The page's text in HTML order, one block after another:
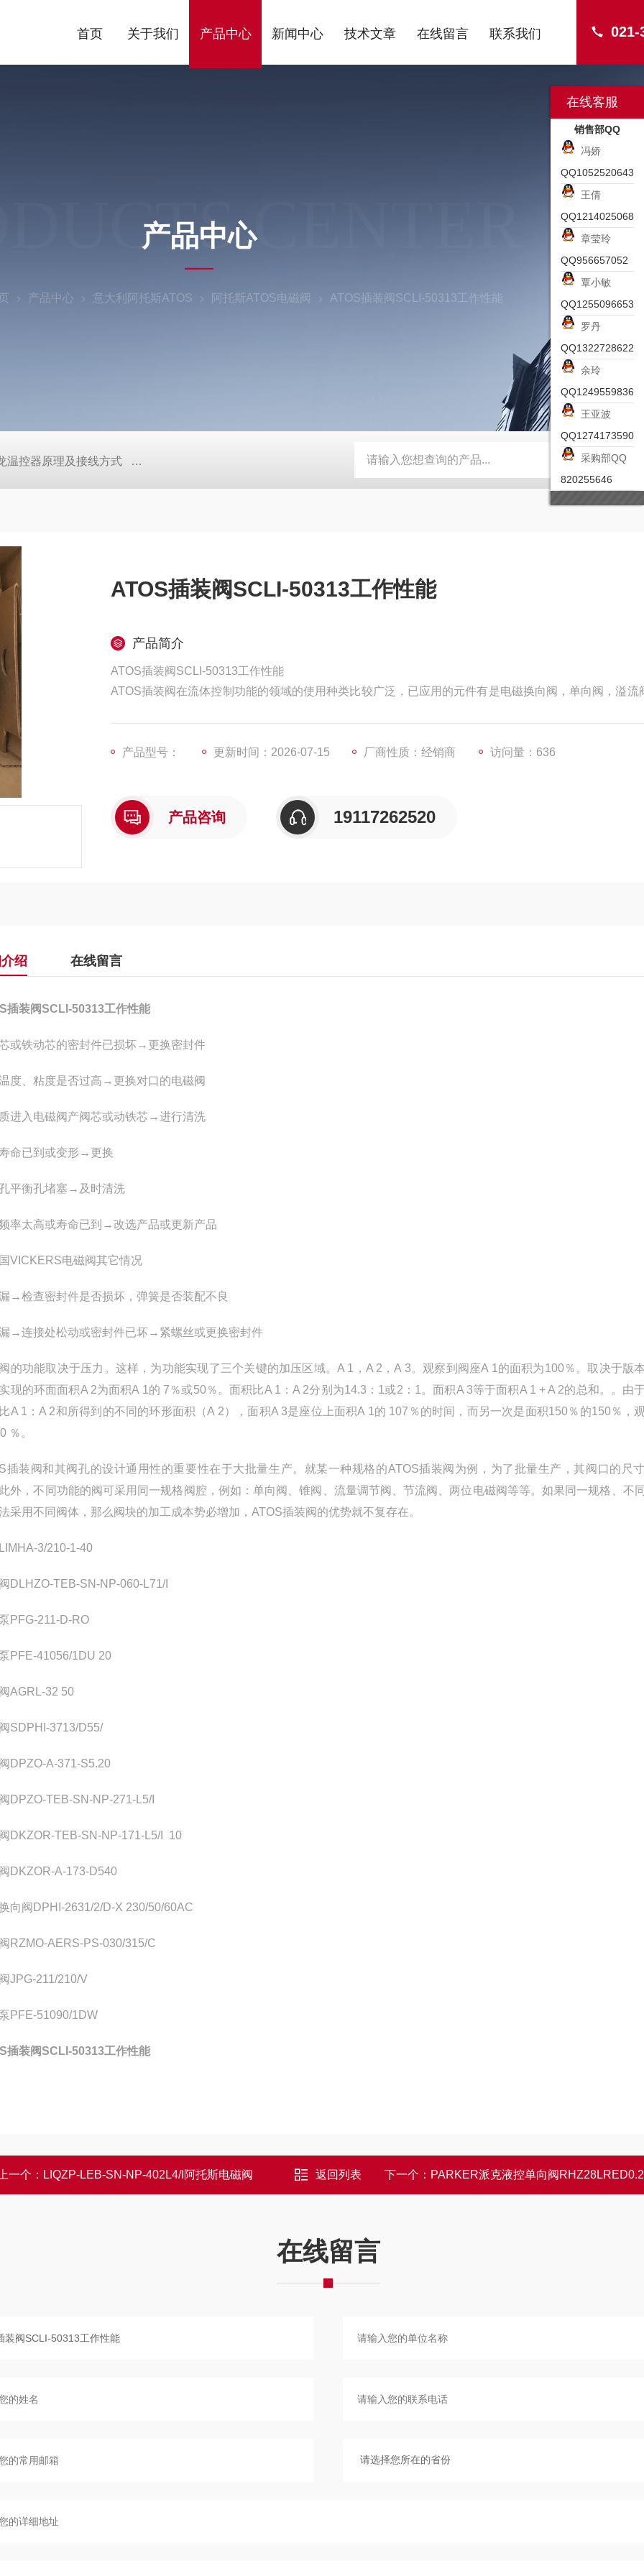
021-
首页 关于我们 产品中心 新闻中心 技术文章 在线留言 联系我们
CENTER
产品中心
产品中心 意大利阿托斯ATOS 阿托斯ATOS电磁阀 ATOS插装阀SCLI-50313工作性能
温控器原理及接线方式 日本SMC真空压力开关的中文资料ZK2-ZSEA-A *皮尔兹PILZ安全激光扫描仪 RZMO-TER-
ATOS插装阀SCLI-50313工作性能
产品简介
ATOS插装阀SCLI-50313工作性能
ATOS插装阀在流体控制功能的领域的使用种类比较广泛，已应用的元件有是电磁换向阀，单向阀，溢流
产品型号：
更新时间：2026-07-15 厂商性质：经销商 访问量：636
产品咨询 19117262520
绍 在线留言
插装阀SCLI-50313工作性能
或铁动芯的密封件已损坏→更换密封件
度、粘度是否过高→更换对口的电磁阀
进入电磁阀产阀芯或动铁芯→进行清洗
命已到或变形→更换
平衡孔堵塞→及时清洗
率太高或寿命已到→改选产品或更新产品
电磁阀其它情况
→检查密封件是否损坏，弹簧是否装配不良
→连接处松动或密封件已坏→紧螺丝或更换密封件
的功能取决于压力。这样，为功能实现了三个关键的加压区域。A 1，A 2，A 3。观察到阀座A 1的面积为100％。取决于版
现的环面面积A 2为面积A 1的 7％或50％。面积比A 1：A 2分别为14.3：1或2：1。面积A 3等于面积A 1 + A 2的总和。。由
A 1：A 2和所得到的不同的环形面积（A 2），面积A 3是座位上面积A 1的 107％的时间，而另一次是面积150％的150％，
％。
插装阀和其阀孔的设计通用性的重要性在于大批量生产。就某一种规格的ATOS插装阀为例，为了批量生产，其阀口的尺
外，不同功能的阀可采用同一规格阀腔，例如：单向阀、锥阀、流量调节阀、节流阀、两位电磁阀等等。如果同一规格、不
采用不同阀体，那么阀块的加工成本势必增加，ATOS插装阀的优势就不复存在。
3/210-1-40
DLHZO-TEB-SN-NP-060-L71/I
PFG-211-D-RO
PFE-41056/1DU 20
AGRL-32 50
SDPHI-3713/D55/
DPZO-A-371-S5.20
DPZO-TEB-SN-NP-271-L5/I
DKZOR-TEB-SN-NP-171-L5/I 10
DKZOR-A-173-D540
向阀DPHI-2631/2/D-X 230/50/60AC
RZMO-AERS-PS-030/315/C
JPG-211/210/V
PFE-51090/1DW
插装阀SCLI-50313工作性能
一个： LIQZP-LEB-SN-NP-402L4/I阿托斯电磁阀 返回列表 下一个： PARKER派克液控单向阀RHZ28LRED0.2BOMDCF
在线留言
在线客服
销售部QQ
冯娇
QQ1052520643
王倩
QQ1214025068
章莹玲
QQ956657052
覃小敏
QQ1255096653
罗丹
QQ1322728622
余玲
QQ1249559836
王亚波
QQ1274173590
采购部QQ
820255646